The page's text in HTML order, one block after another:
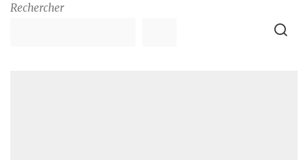
Rechercher